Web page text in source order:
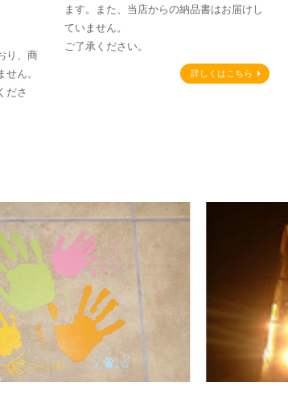
り、商
ん。
ださ
ます。また、当店からの納品書はお届けし
ていません。
ご了承ください。
詳しくはこちら